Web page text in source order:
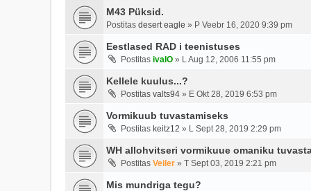
M43 Püksid.
Postitas desert eagle » P Veebr 16, 2020 9:39 pm
Eestlased RAD i teenistuses
Postitas ivalO » L Aug 12, 2006 11:55 pm
Kellele kuulus...?
Postitas valts94 » E Okt 28, 2019 6:53 pm
Vormikuub tuvastamiseks
Postitas keitz12 » L Sept 28, 2019 2:29 pm
WH allohvitseri vormikuue omaniku
Postitas Veiler » T Sept 03, 2019 2:21 pm
Mis mundriga tegu?